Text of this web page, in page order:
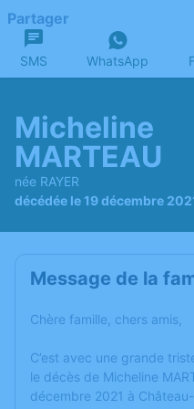
Partager
SMS WhatsApp
Micheline
MARTEAU
née RAYER
décédée le 19 décembre
Message de la
Chère famille, chers amis,
C’est avec une grande
le décès de Micheline
décembre 2021 à Château-